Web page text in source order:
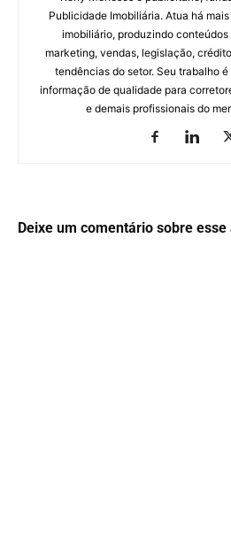
Publicidade Imobiliária. Atua há
imobiliário, produzindo
marketing, vendas, legislação,
tendências do setor. Seu trabalho
informação de qualidade para
e demais profissionais do
Deixe um comentário sobre esse